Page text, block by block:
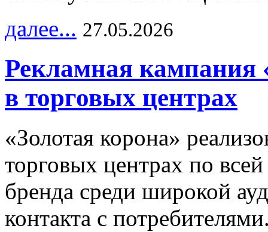
далее... 27.05.2026
Рекламная кампания
в торговых центрах
«Золотая корона»
торговых центрах по
бренда среди широкой
контакта с